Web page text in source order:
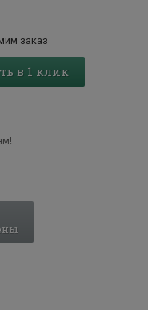
заказ
в 1 клик